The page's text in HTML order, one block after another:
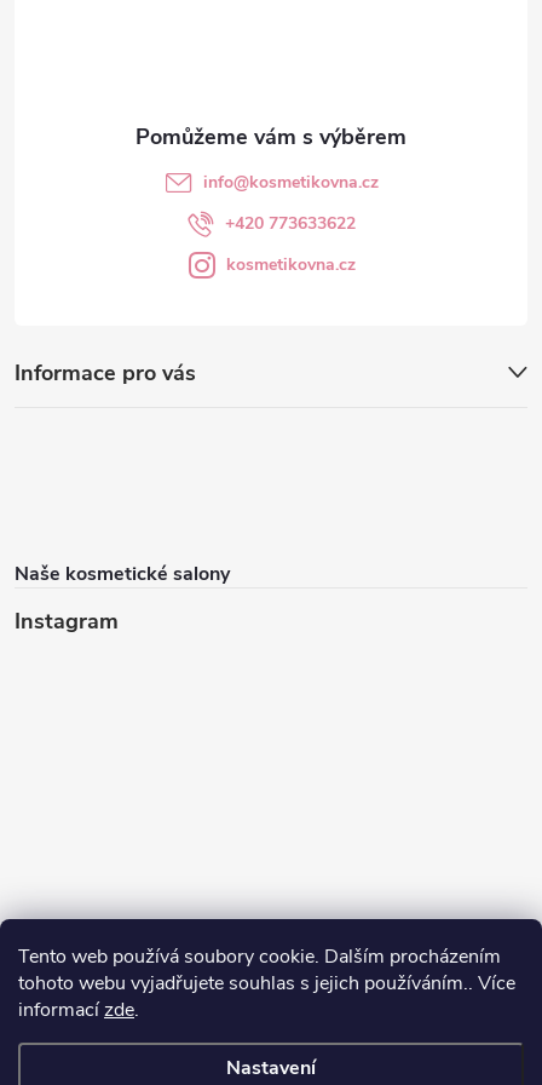
Tento web používá soubory cookie. Dalším procházením
tohoto webu vyjadřujete souhlas s jejich používáním.. Více
informacízde.
Nastavení
Informace pro vás
Naše kosmetické salony
Instagram
info@kosmetikovna.cz
+420 773633622
kosmetikovna.cz